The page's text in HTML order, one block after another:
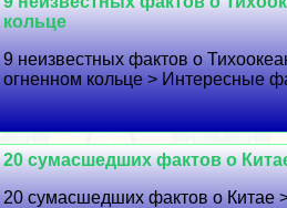
кольце
9 неизвестных фактов о
огненном кольце > Интересные
20 cyмacшедших фактов о
20 cyмacшедших фактов о Китае